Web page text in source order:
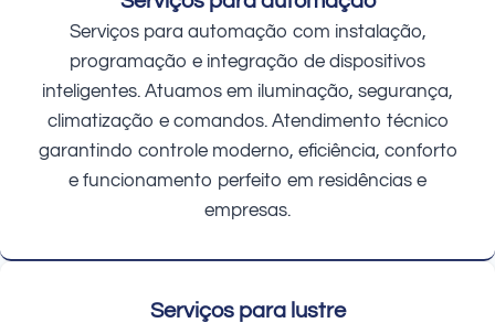
Serviços para automação com instalação,
programação e integração de dispositivos
inteligentes. Atuamos em iluminação, segurança,
climatização e comandos. Atendimento técnico
garantindo controle moderno, eficiência, conforto
e funcionamento perfeito em residências e
empresas.
Serviços para lustre